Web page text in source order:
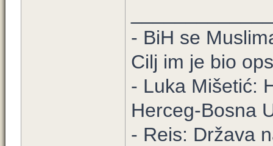
- BiH se
Cilj im je bio
- Luka Mišetić:
Herceg-Bosna
- Reis: Država